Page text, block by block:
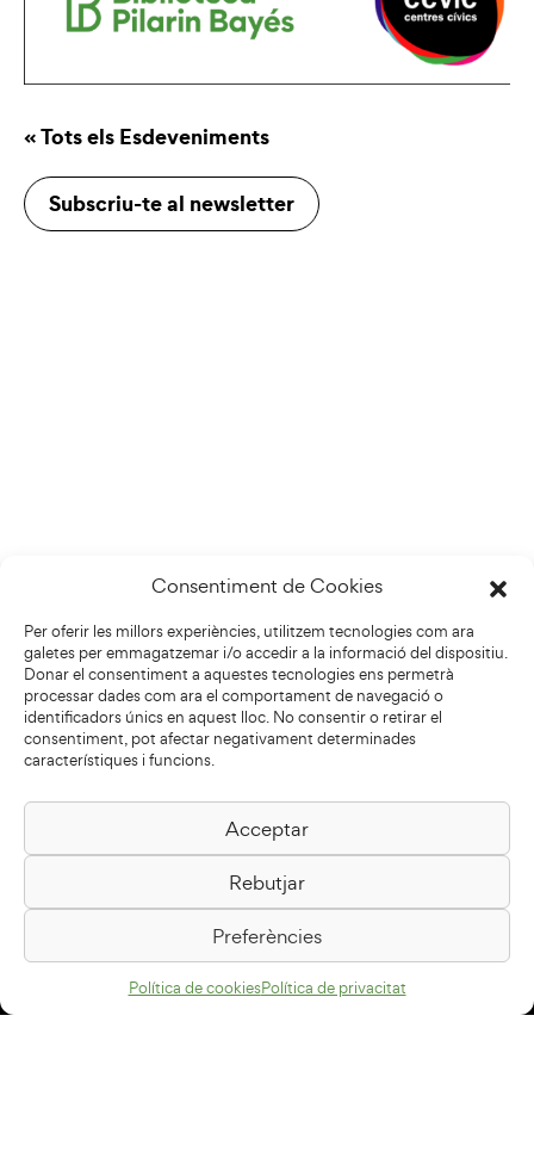
Consentiment de Cookies
Per oferir les millors experiències, utilitzem tecnologies com ara
galetes per emmagatzemar i/o accedir a la informació del dispositiu.
Donar el consentiment a aquestes tecnologies ens permetrà
processar dades com ara el comportament de navegació o
identificadors únics en aquest lloc. No consentir o retirar el
consentiment, pot afectar negativament determinades
característiques i funcions.
Acceptar
Rebutjar
Preferències
Política de cookiesPolítica de privacitat
« Tots els Esdeveniments
Subscriu-te al newsletter
Biblioteca Pilarin Bayés
Passeig de la Generalitat, 1
08500 Vic